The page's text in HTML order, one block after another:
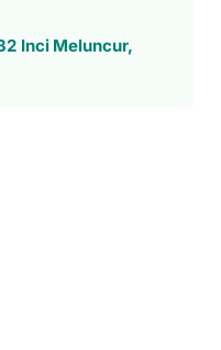
Inci Meluncur,